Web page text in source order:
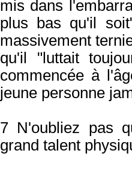
mis dans
plus bas qu'il
massivement
qu'il "luttait
commencée à
jeune personne
7 N'oubliez pas
grand talent